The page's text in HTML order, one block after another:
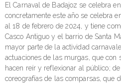
El Carnaval de Badajoz se celebra
concretamente este año se celebra
al 18 de febrero de 2024, y tiene
Casco Antiguo y el barrio de Santa
mayor parte de la actividad
actuaciones de las murgas, que con
hacen reír y reflexionar al público;
coreografías de las comparsas, que